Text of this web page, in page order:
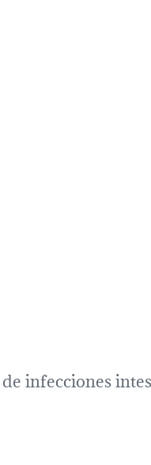
infecciones